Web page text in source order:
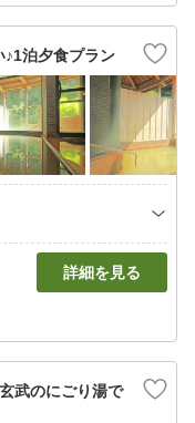
♪1泊夕食プラン
詳細を見る
武のにごり湯で